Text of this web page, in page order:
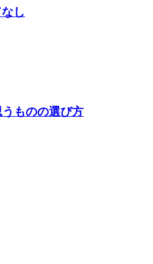
し
ものの選び方